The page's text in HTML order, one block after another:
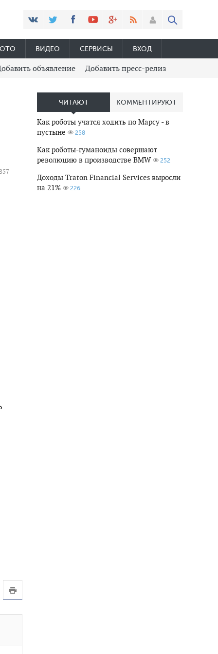
ВИДЕО СЕРВИСЫ ВХОД
объявление Добавить пресс-релиз
ЧИТАЮТ КОММЕНТИРУЮТ
Как роботы учатся ходить по Марсу - в
пустыне
258
Как роботы-гуманоиды совершают
революцию в производстве BMW
252
Доходы Traton Financial Services выросли
на 21%
226